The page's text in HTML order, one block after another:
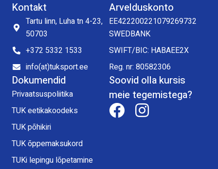
Kontakt
Tartu linn, Luha tn 4-23,
50703
+372 5332 1533
info(at)tuksport.ee
Arvelduskonto
EE422200221079269732
SWEDBANK
SWIFT/BIC: HABAEE2X
Reg. nr: 80582306
Dokumendid
Privaatsuspoliitika
TUK eetikakoodeks
TUK põhikiri
TUK õppemaksukord
TUKi lepingu lõpetamine
Soovid olla kursis
meie tegemistega?